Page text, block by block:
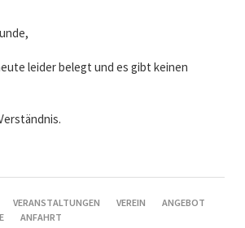
leider belegt und es gibt keinen
VERANSTALTUNGEN VEREIN
ANGEBOT
ANFAHRT